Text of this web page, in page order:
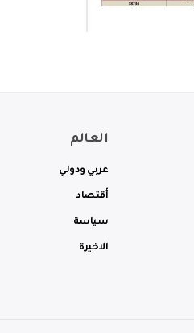
العالم
عربي ودولي
أقتصاد
سياسة
الاخيرة